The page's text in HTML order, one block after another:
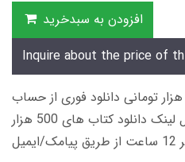
افزودن به سبدخرید
Inquire about the price of
زمان تحویل کتاب های 600 هزار تومانی دانلود فوری از حساب
کاربری می باشد، و زمان تحویل لینک دانلود کتاب های 500 هزار